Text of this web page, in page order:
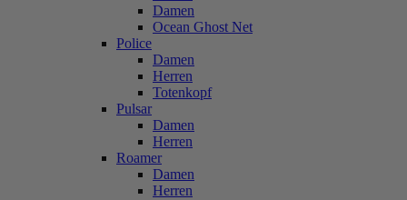
Damen
Ocean Ghost Net
Police
Damen
Herren
Totenkopf
Pulsar
Damen
Herren
Roamer
Damen
Herren